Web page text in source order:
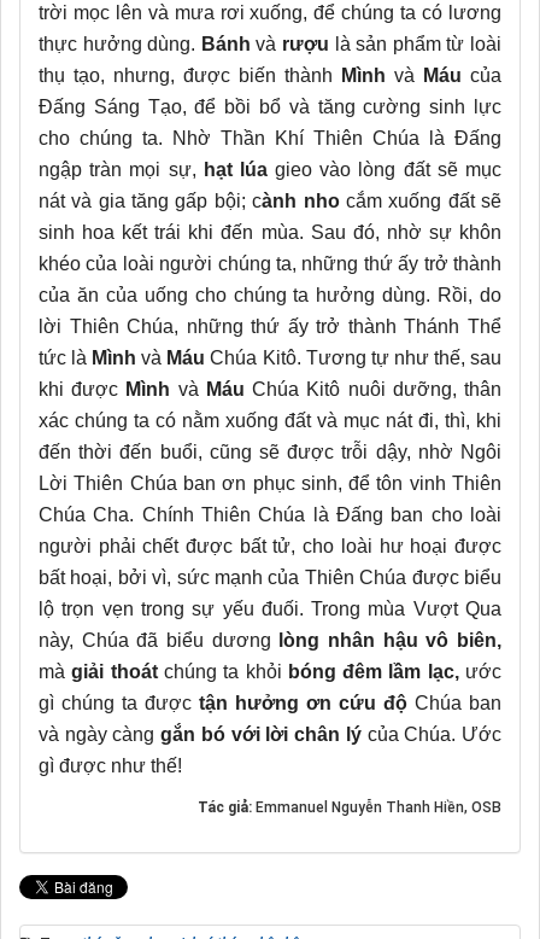
trời mọc lên và mưa rơi xuống, để chúng ta có lương
thực hưởng dùng. Bánh và rượu là sản phẩm từ loài
thụ tạo, nhưng, được biến thành
Mình và Máu của
Đấng Sáng Tạo, để bồi bổ và tăng cường sinh lực
cho chúng ta. Nhờ Thần Khí Thiên Chúa là Đấng
ngập tràn mọi sự, hạt lúagieo vào lòng đất sẽ mục
nát và gia tăng gấp bội; cành nhocắm xuống đất sẽ
sinh hoa kết trái khi đến mùa. Sau đó, nhờ sự khôn
khéo của loài người chúng ta, những thứ ấy trở thành
của ăn của uống cho chúng ta hưởng dùng. Rồi, do
lời Thiên Chúa, những thứ ấy trở thành Thánh Thể
tức là Mình và Máu Chúa Kitô. Tương tự như thế, sau
khi được Mình và Máu Chúa Kitô nuôi dưỡng, thân
xác chúng ta có nằm xuống đất và mục nát đi, thì, khi
đến thời đến buổi, cũng sẽ được trỗi dậy, nhờ Ngôi
Lời Thiên Chúa ban ơn phục sinh, để tôn vinh Thiên
Chúa Cha. Chính Thiên Chúa là Đấng ban cho loài
người phải chết được bất tử, cho loài hư hoại được
bất hoại, bởi vì, sức mạnh của Thiên Chúa được biểu
lộ trọn vẹn trong sự yếu đuối. Trong mùa Vượt Qua
này, Chúa đã biểu dương
lòng nhân hậu vô biên,
màgiải thoátchúng ta khỏi bóng đêm lầm lạc,ước
gì chúng ta được tận hưởng ơn cứu độ Chúa ban
và ngày cànggắn bó với lời chân lýcủa Chúa. Ước
gì được như thế!
Tác giả: Emmanuel Nguyễn Thanh Hiền, OSB